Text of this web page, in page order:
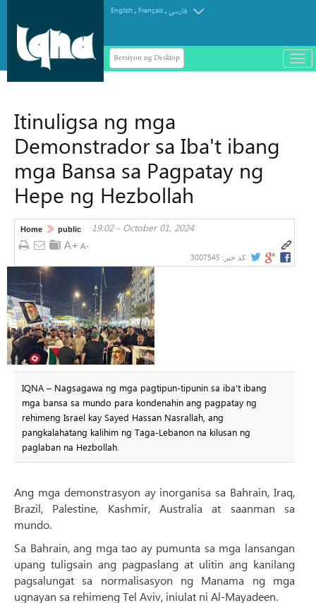
English . Français.فارسی
Bersiyon ng Desktop
باز
و
Itinuligsa ng mga
Demonstrador sa Iba't ibang
mga Bansa sa Pagpatay ng
Hepe ng Hezbollah
Home public 19:02 - October 01, 2024
کد خبر: 3007545
IQNA – Nagsagawa ng mga pagtipun-tipunin sa iba't ibang
mga bansa sa mundo para kondenahin ang pagpatay ng
rehimeng Israel kay Sayed Hassan Nasrallah, ang
pangkalahatang kalihim ng Taga-Lebanon na kilusan ng
paglaban na Hezbollah.
Ang mga demonstrasyon ay inorganisa sa Bahrain, Iraq,
Brazil, Palestine, Kashmir, Australia at saanman sa
mundo.
Sa Bahrain, ang mga tao ay pumunta sa mga lansangan
upang tuligsain ang pagpaslang at ulitin ang kanilang
pagsalungat sa normalisasyon ng Manama ng mga
ugnayan sa rehimeng Tel Aviv, iniulat ni Al-Mayadeen.